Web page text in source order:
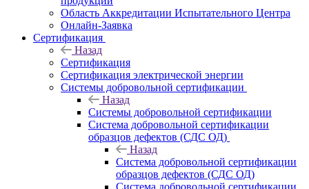
Область Аккредитации Испытательного Центра
Онлайн-Заявка
Сертификация
Назад
Сертификация
Сертификация электрической энергии
Системы добровольной сертификации
Назад
Системы добровольной сертификации
Система добровольной сертификации
образцов дефектов (СДС ОД)
Назад
Система добровольной сертификации
образцов дефектов (СДС ОД)
Система добровольной сертификации